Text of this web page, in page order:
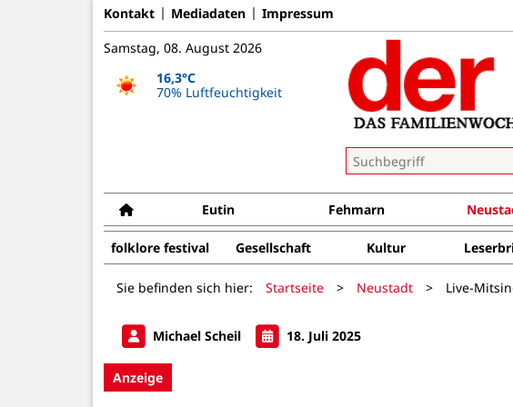
Kontakt Mediadaten Impressum
Samstag, 08. August 2026
16,3°C
70% Luftfeuchtigkeit
Eutin Fehmarn
folklore festival Gesellschaft Kultur
Sie befinden sich hier: Startseite > Neustadt > Live-
Michael Scheil 18. Juli 2025
Anzeige